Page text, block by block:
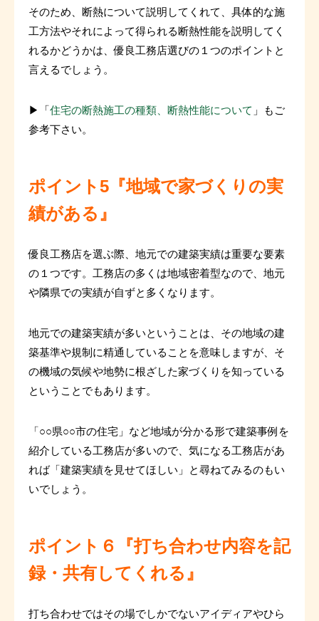
そのため、断熱について説明してくれて、具体的な施
工方法やそれによって得られる断熱性能を説明してく
れるかどうかは、優良工務店選びの１つのポイントと
言えるでしょう。
▶「住宅の断熱施工の種類、断熱性能について 」もご
参考下さい。
ポイント5『地域で家づくりの実
績がある』
優良工務店を選ぶ際、地元での建築実績は重要な要素
の１つです。工務店の多くは地域密着型なので、地元
や隣県での実績が自ずと多くなります。
地元での建築実績が多いということは、その地域の建
築基準や規制に精通していることを意味しますが、そ
の機域の気候や地勢に根ざした家づくりを知っている
ということでもあります。
「○○県○○市の住宅」など地域が分かる形で建築事例を
紹介している工務店が多いので、気になる工務店があ
れば「建築実績を見せてほしい」と尋ねてみるのもい
いでしょう。
ポイント６『打ち合わせ内容を記
録・共有してくれる』
打ち合わせではその場でしかでないアイディアやひら